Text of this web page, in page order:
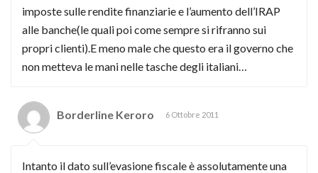
imposte sulle rendite finanziarie e l’aumento dell’IRAP
alle banche(le quali poi come sempre si rifranno sui
propri clienti).E meno male che questo era il governo che
non metteva le mani nelle tasche degli italiani…
Borderline Keroro 6 Ottobre 2011
Intanto il dato sull’evasione fiscale è assolutamente una